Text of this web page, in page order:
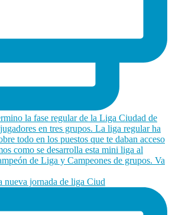
nueva jornada de liga Ciud